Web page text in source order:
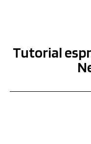
Tutorial